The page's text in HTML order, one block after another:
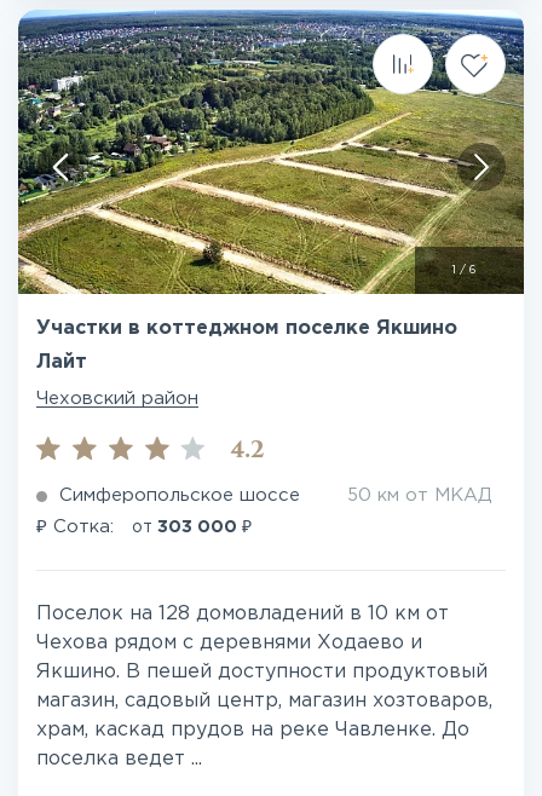
1 / 6
Участки в коттеджном поселке Якшино
Лайт
Чеховский район
4.2
Симферопольское шоссе 50 км от МКАД
₽ Сотка: от 303 000 ₽
Поселок на 128 домовладений в 10 км от
Чехова рядом с деревнями Ходаево и
Якшино. В пешей доступности продуктовый
магазин, садовый центр, магазин хозтоваров,
храм, каскад прудов на реке Чавленке. До
поселка ведет ...